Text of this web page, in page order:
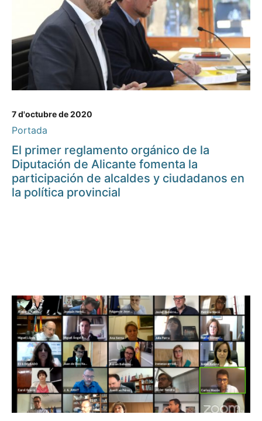
7 d'octubre de 2020
Portada
El primer reglamento orgánico de la
Diputación de Alicante fomenta la
participación de alcaldes y ciudadanos en
la política provincial